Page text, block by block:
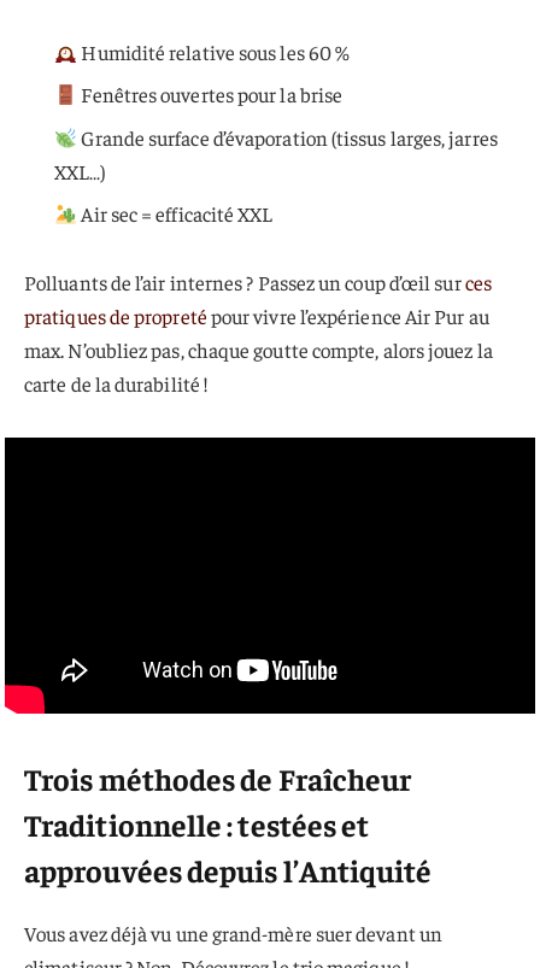
Humidité relative sous les 60 %
Fenêtres ouvertes pour la brise
Grande surface d’évaporation (tissus larges, jarres
XXL…)
Air sec = efficacité XXL
Polluants de l’air internes ? Passez un coup d’œil surces
pratiques de propretépour vivre l’expérience Air Pur au
max. N’oubliez pas, chaque goutte compte, alors jouez la
carte de la durabilité !
Trois méthodes de Fraîcheur
Traditionnelle : testées et
approuvées depuis l’Antiquité
Vous avez déjà vu une grand-mère suer devant un